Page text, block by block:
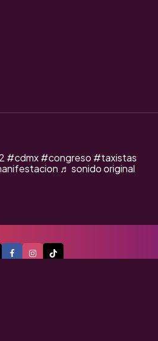
#cdmx#congreso #taxistas
♬ sonido original